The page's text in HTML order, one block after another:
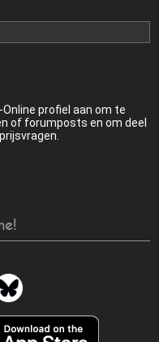
profiel aan om te
of forumposts en om deel